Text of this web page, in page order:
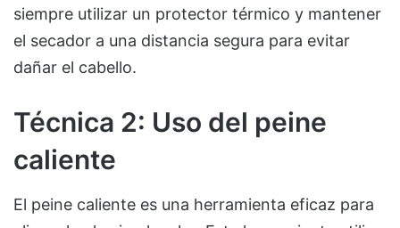
siempre utilizar un protector térmico y mantener
el secador a una distancia segura para evitar
dañar el cabello.
Técnica 2: Uso del peine
caliente
El peine caliente es una herramienta eficaz para